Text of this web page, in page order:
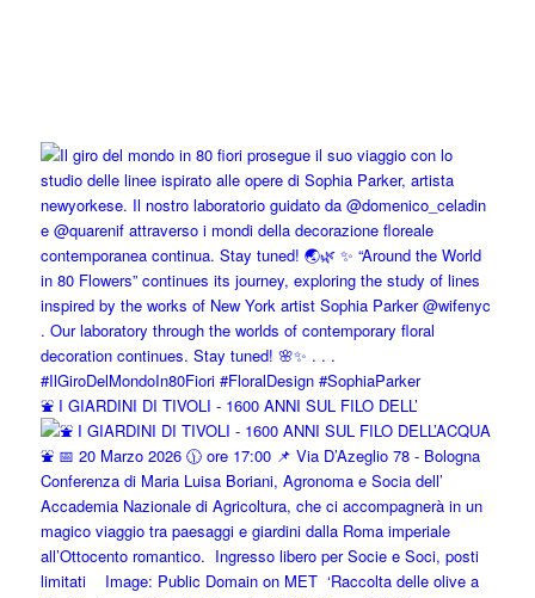
⛲️ I GIARDINI DI TIVOLI - 1600 ANNI SUL FILO DELL’